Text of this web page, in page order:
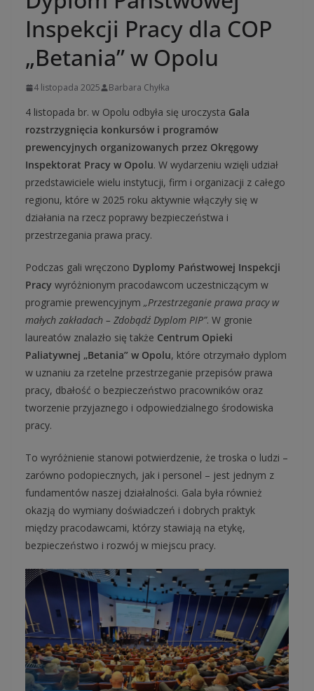
Inspekcji Pracy dla COP
„Betania” w Opolu
4 listopada 2025 Barbara Chyłka
4 listopada br. w Opolu odbyła się uroczysta Gala
rozstrzygnięcia konkursów i programów
prewencyjnych organizowanych przez Okręgowy
Inspektorat Pracy w Opolu. W wydarzeniu wzięli udział
przedstawiciele wielu instytucji, firm i organizacji z całego
regionu, które w 2025 roku aktywnie włączyły się w
działania na rzecz poprawy bezpieczeństwa i
przestrzegania prawa pracy.
Podczas gali wręczono Dyplomy Państwowej Inspekcji
Pracy wyróżnionym pracodawcom uczestniczącym w
programie prewencyjnym „Przestrzeganie prawa pracy w
małych zakładach – Zdobądź Dyplom PIP”. W gronie
laureatów znalazło się także Centrum Opieki
Paliatywnej „Betania” w Opolu, które otrzymało dyplom
w uznaniu za rzetelne przestrzeganie przepisów prawa
pracy, dbałość o bezpieczeństwo pracowników oraz
tworzenie przyjaznego i odpowiedzialnego środowiska
pracy.
To wyróżnienie stanowi potwierdzenie, że troska o ludzi –
zarówno podopiecznych, jak i personel – jest jednym z
fundamentów naszej działalności. Gala była również
okazją do wymiany doświadczeń i dobrych praktyk
między pracodawcami, którzy stawiają na etykę,
bezpieczeństwo i rozwój w miejscu pracy.